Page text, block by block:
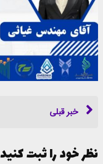
خبر قبلی
نظر خود را ثبت کنید